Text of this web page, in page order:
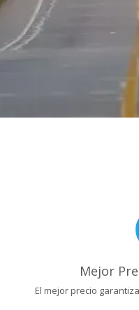
Mejor
El mejor precio